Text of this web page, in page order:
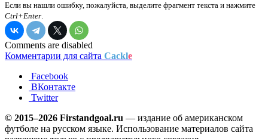
Если вы нашли ошибку, пожалуйста, выделите фрагмент текста и нажмите
Ctrl+Enter.
Comments are disabled
Комментарии для сайта Cackle
Facebook
ВКонтакте
Twitter
© 2015–2026 Firstandgoal.ru — издание об американском
футболе на русском языке. Использование материалов cайта